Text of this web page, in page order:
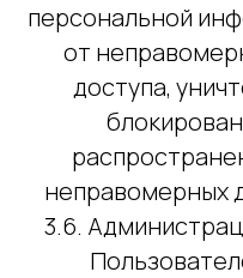
персональной
от
доступа,
неправомерных
3.6.